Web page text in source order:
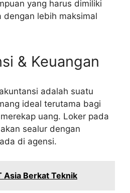
yang harus dimiliki
dengan lebih maksimal
& Keuangan
adalah suatu
ideal terutama bagi
uang. Loker pada
sealur dengan
di agensi.
Asia Berkat Teknik